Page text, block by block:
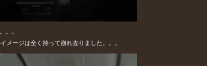
。。
メージは全く持って崩れ去りました。。。